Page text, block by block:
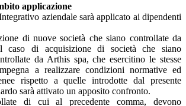
applicazione
aziendale sarà applicato ai dipendenti
di nuove società che siano controllate da
caso di acquisizione di società che siano
da Arthis spa, che esercitino le stesse
a realizzare condizioni normative ed
rispetto a quelle introdotte dal presente
sarà attivato un apposito confronto.
di cui al precedente comma, devono